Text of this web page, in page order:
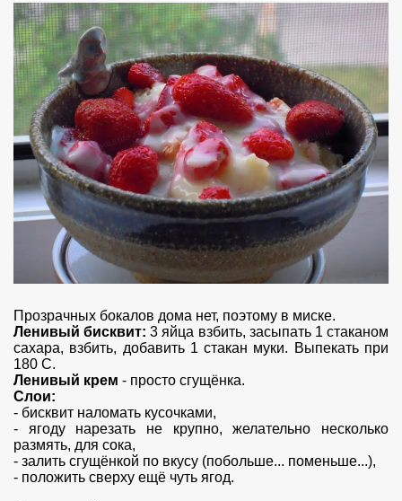
Прозрачных бокалов дома нет, поэтому в миске.
Ленивый бисквит:3 яйца взбить, засыпать 1 стаканом
сахара, взбить, добавить 1 стакан муки. Выпекать при
180 С.
Ленивый крем - просто сгущёнка.
Слои:
- бисквит наломать кусочками,
- ягоду нарезать не крупно, желательно несколько
размять, для сока,
- залить сгущёнкой по вкусу (побольше... поменьше...),
- положить сверху ещё чуть ягод.